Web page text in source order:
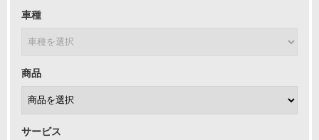
車種
商品
サービス